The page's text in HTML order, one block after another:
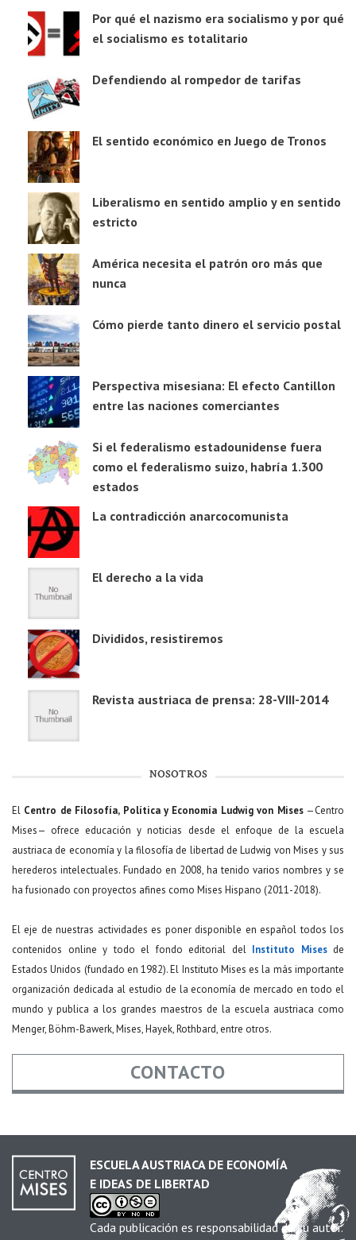
Por qué el nazismo era socialismo y por qué
el socialismo es totalitario
Defendiendo al rompedor de tarifas
El sentido económico en Juego de Tronos
Liberalismo en sentido amplio y en sentido
estricto
América necesita el patrón oro más que
nunca
Cómo pierde tanto dinero el servicio postal
Perspectiva misesiana: El efecto Cantillon
entre las naciones comerciantes
Si el federalismo estadounidense fuera
como el federalismo suizo, habría 1.300
estados
La contradicción anarcocomunista
El derecho a la vida
Divididos, resistiremos
Revista austriaca de prensa: 28-VIII-2014
NOSOTROS
El Centro de Filosofía, Política y Economía Ludwig von Mises—Centro
Mises— ofrece educación y noticias desde el enfoque de la escuela
austriaca de economía y la filosofía de libertad de Ludwig von Mises y sus
herederos intelectuales. Fundado en 2008, ha tenido varios nombres y se
ha fusionado con proyectos afines como Mises Hispano (2011-2018).
El eje de nuestras actividades es poner disponible en español todos los
contenidos online y todo el fondo editorial del Instituto Misesde
Estados Unidos (fundado en 1982). El Instituto Mises es la más importante
organización dedicada al estudio de la economía de mercado en todo el
mundo y publica a los grandes maestros de la escuela austriaca como
Menger, Böhm-Bawerk, Mises, Hayek, Rothbard, entre otros.
CONTACTO
Email *
ESCUELA AUSTRIACA DE ECONOMÍA
E IDEAS DE LIBERTAD
Cada publicación es responsabilidad de su autor.